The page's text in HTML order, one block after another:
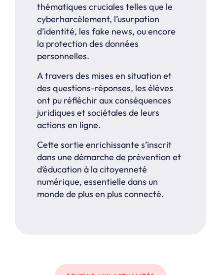
thématiques cruciales telles que le
cyberharcèlement, l’usurpation
d’identité, les fake news, ou encore
la protection des données
personnelles.
A travers des mises en situation et
des questions-réponses, les élèves
ont pu réfléchir aux conséquences
juridiques et sociétales de leurs
actions en ligne.
Cette sortie enrichissante s’inscrit
dans une démarche de prévention et
d’éducation à la citoyenneté
numérique, essentielle dans un
monde de plus en plus connecté.